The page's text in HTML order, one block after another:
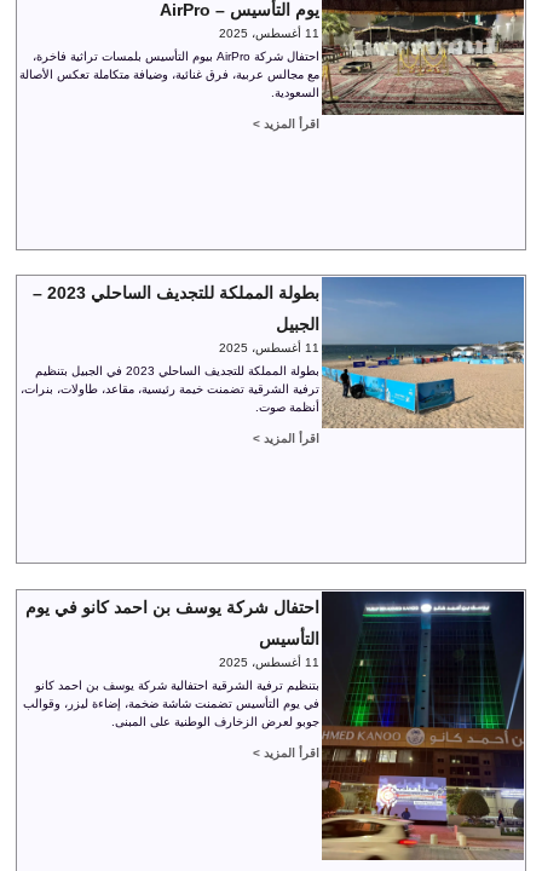
يوم التأسيس – AirPro
11 أغسطس، 2025
احتفال شركة AirPro بيوم التأسيس بلمسات تراثية فاخرة،
مع مجالس عربية، فرق غنائية، وضيافة متكاملة تعكس الأصالة
السعودية.
اقرأ المزيد >
بطولة المملكة للتجديف الساحلي 2023 –
الجبيل
11 أغسطس، 2025
بطولة المملكة للتجديف الساحلي 2023 في الجبيل بتنظيم
ترفية الشرقية تضمنت خيمة رئيسية، مقاعد، طاولات، بنرات،
أنظمة صوت.
اقرأ المزيد >
احتفال شركة يوسف بن احمد كانو في يوم
التأسيس
11 أغسطس، 2025
بتنظيم ترفية الشرقية احتفالية شركة يوسف بن احمد كانو
في يوم التأسيس تضمنت شاشة ضخمة، إضاءة ليزر، وقوالب
جوبو لعرض الزخارف الوطنية على المبنى.
اقرأ المزيد >